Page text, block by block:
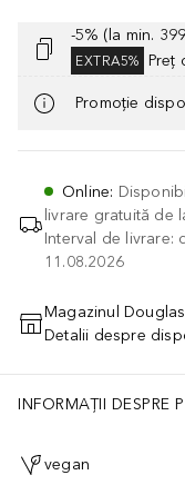
-5% (la min.
EXTRA5% Preț
Promoție
Online:
livrare gratuită de
Interval de livrare:
11.08.2026
Magazinul Douglas
Detalii despre
INFORMAȚII DESPRE
vegan